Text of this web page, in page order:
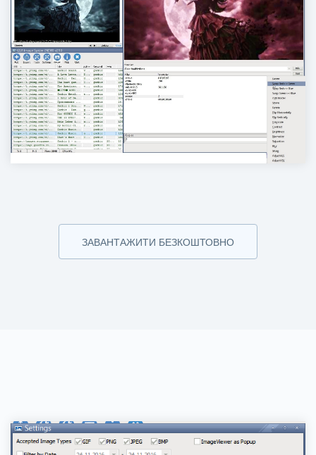
ЗАВАНТАЖИТИ БЕЗКОШТОВНО